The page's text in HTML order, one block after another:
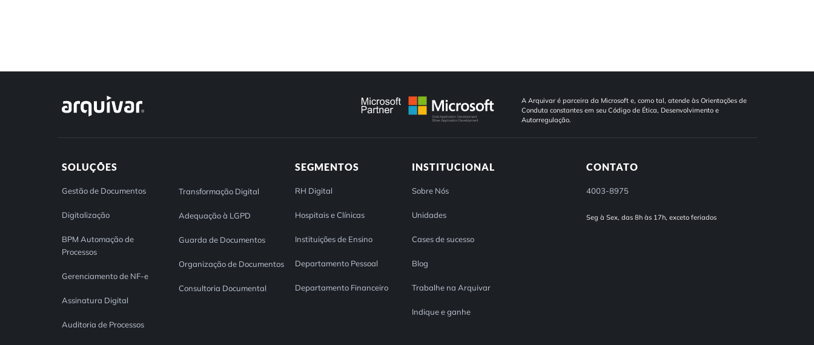
A Arquivar é parceira da Microsoft e, como tal, atende às Orientações de
Conduta constantes em seu Código de Ética, Desenvolvimento e
Autorregulação.
SOLUÇÕES
Gestão de Documentos
Digitalização
BPM Automação de
Processos
Gerenciamento de NF-e
Assinatura Digital
Auditoria de Processos
Transformação Digital
Adequação à LGPD
Guarda de Documentos
Organização de Documentos
Consultoria Documental
SEGMENTOS
RH Digital
Hospitais e Clínicas
Instituições de Ensino
Departamento Pessoal
Departamento Financeiro
INSTITUCIONAL
Sobre Nós
Unidades
Cases de sucesso
Blog
Trabalhe na Arquivar
Indique e ganhe
CONTATO
4003-8975
Seg à Sex, das 8h às 17h, exceto feriados